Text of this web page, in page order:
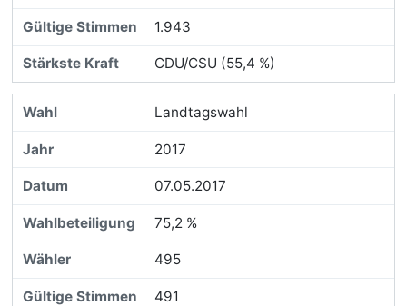
1.943
CDU/CSU (55,4 %)
Landtagswahl
2017
07.05.2017
75,2 %
495
491